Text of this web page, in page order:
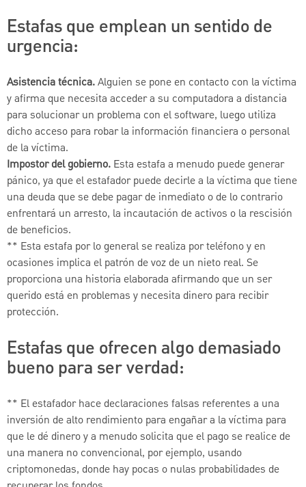
Estafas que emplean un sentido de
urgencia:
Asistencia técnica.Alguien se pone en contacto con la víctima
y afirma que necesita acceder a su computadora a distancia
para solucionar un problema con el software, luego utiliza
dicho acceso para robar la información financiera o personal
de la víctima.
Impostor del gobierno. Esta estafa a menudo puede generar
pánico, ya que el estafador puede decirle a la víctima que tiene
una deuda que se debe pagar de inmediato o de lo contrario
enfrentará un arresto, la incautación de activos o la rescisión
de beneficios.
** Esta estafa por lo general se realiza por teléfono y en
ocasiones implica el patrón de voz de un nieto real. Se
proporciona una historia elaborada afirmando que un ser
querido está en problemas y necesita dinero para recibir
protección.
Estafas que ofrecen algo demasiado
bueno para ser verdad:
** El estafador hace declaraciones falsas referentes a una
inversión de alto rendimiento para engañar a la víctima para
que le dé dinero y a menudo solicita que el pago se realice de
una manera no convencional, por ejemplo, usando
criptomonedas, donde hay pocas o nulas probabilidades de